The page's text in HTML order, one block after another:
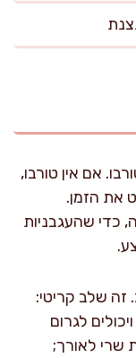
במצב טורבו. אם אין טורבו,
מעט את הזמן.
כדי שהעגבניות
זה שלב קריטי:
לגרום
שרי לאורך;